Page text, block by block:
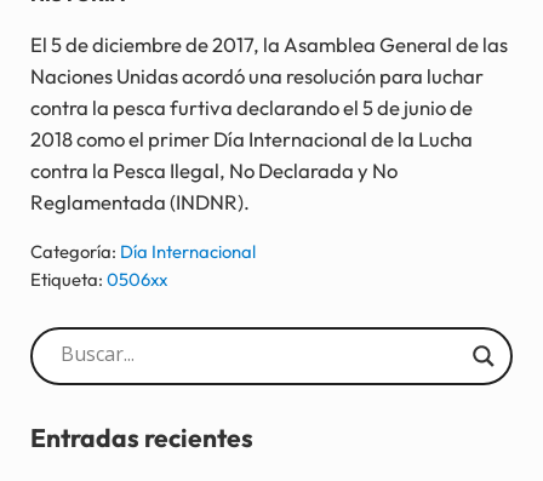
El 5 de diciembre de 2017, la Asamblea General de las
Naciones Unidas acordó una resolución para luchar
contra la pesca furtiva declarando el 5 de junio de
2018 como el primer Día Internacional de la Lucha
contra la Pesca Ilegal, No Declarada y No
Reglamentada (INDNR).
Categoría: Día Internacional
Etiqueta: 0506xx
Sidebar
Entradas recientes